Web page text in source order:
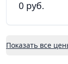
0 руб.
Показать все